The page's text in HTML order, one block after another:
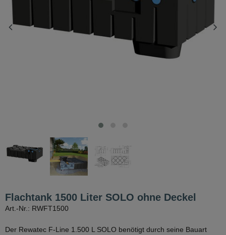
Flachtank 1500 Liter SOLO ohne Deckel
Art.-Nr.: RWFT1500
Der Rewatec F-Line 1.500 L SOLO benötigt durch seine Bauart